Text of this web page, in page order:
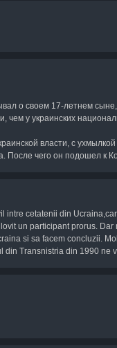
о своем 17-летнем
чем у украинских
власти, с
чего он подошел к
cetatenii din
un participant prorus.
si sa facem concluzii.
Transnistria din 1990 ne